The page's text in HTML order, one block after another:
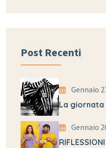
Post Recenti
Gennaio
La giornata
Gennaio